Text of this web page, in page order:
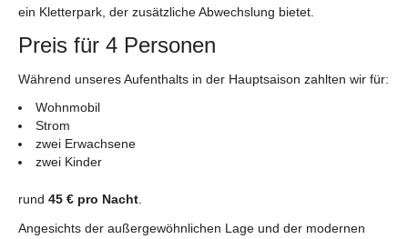
ein Kletterpark, der zusätzliche Abwechslung bietet.
Preis für 4 Personen
Während unseres Aufenthalts in der Hauptsaison zahlten wir für:
Wohnmobil
Strom
zwei Erwachsene
zwei Kinder
rund 45 € pro Nacht
Angesichts der außergewöhnlichen Lage und der modernen